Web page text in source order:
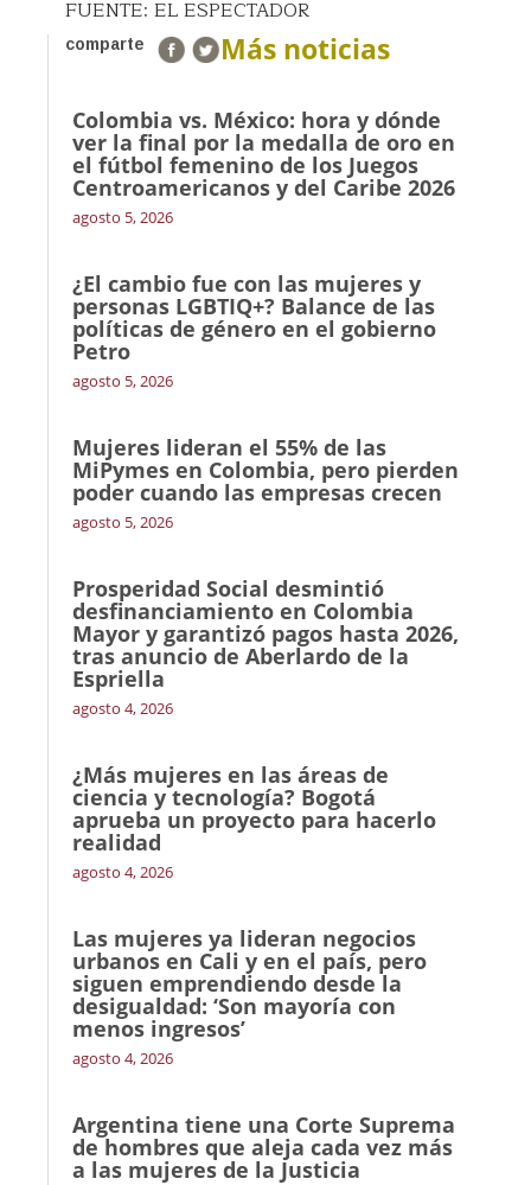
FUENTE: EL ESPECTADOR
comparte Más noticias
Colombia vs. México: hora y dónde
ver la final por la medalla de oro en
el fútbol femenino de los Juegos
Centroamericanos y del Caribe 2026
agosto 5, 2026
¿El cambio fue con las mujeres y
personas LGBTIQ+? Balance de las
políticas de género en el gobierno
Petro
agosto 5, 2026
Mujeres lideran el 55% de las
MiPymes en Colombia, pero pierden
poder cuando las empresas crecen
agosto 5, 2026
Prosperidad Social desmintió
desfinanciamiento en Colombia
Mayor y garantizó pagos hasta 2026,
tras anuncio de Aberlardo de la
Espriella
agosto 4, 2026
¿Más mujeres en las áreas de
ciencia y tecnología? Bogotá
aprueba un proyecto para hacerlo
realidad
agosto 4, 2026
Las mujeres ya lideran negocios
urbanos en Cali y en el país, pero
siguen emprendiendo desde la
desigualdad: ‘Son mayoría con
menos ingresos’
agosto 4, 2026
Argentina tiene una Corte Suprema
de hombres que aleja cada vez más
a las mujeres de la Justicia